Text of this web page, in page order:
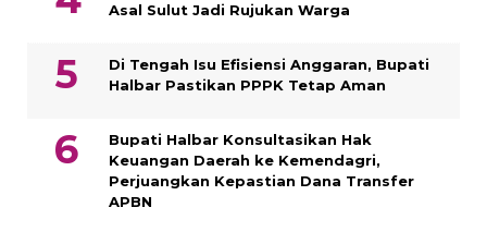
Asal Sulut Jadi Rujukan Warga
Di Tengah Isu Efisiensi Anggaran, Bupati
Halbar Pastikan PPPK Tetap Aman
Bupati Halbar Konsultasikan Hak
Keuangan Daerah ke Kemendagri,
Perjuangkan Kepastian Dana Transfer
APBN